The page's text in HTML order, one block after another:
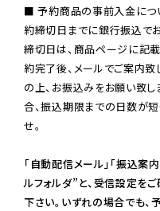
■ 予約商品の事前入金につ
約締切日までに銀行振込で
締切日は、商品ページに記
約完了後、メールでご案内
の上、お振込みをお願い致
合、振込期限までの日数が
せ。
「自動配信メール」「振込案
ルフォルダ”と、受信設定を
下さい。いずれの場合でも